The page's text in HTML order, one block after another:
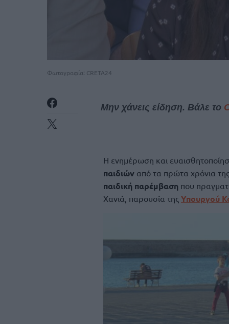
Φωτογραφία: CRETA24
Μην χάνεις είδηση. Βάλε το
Η ενημέρωση και
παιδιών από τα πρώτα χρόνια
παιδική παρέμβαση που
Χανιά, παρουσία της Υπουργού